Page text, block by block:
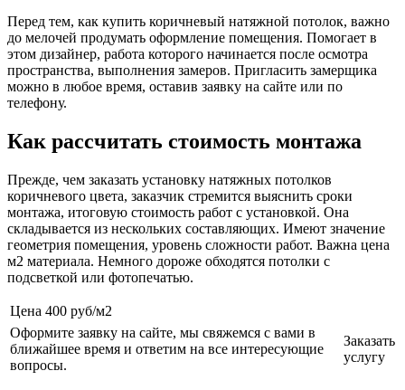
Перед тем, как купить коричневый натяжной потолок, важно
до мелочей продумать оформление помещения. Помогает в
этом дизайнер, работа которого начинается после осмотра
пространства, выполнения замеров. Пригласить замерщика
можно в любое время, оставив заявку на сайте или по
телефону.
Как рассчитать стоимость монтажа
Прежде, чем заказать установку натяжных потолков
коричневого цвета, заказчик стремится выяснить сроки
монтажа, итоговую стоимость работ с установкой. Она
складывается из нескольких составляющих. Имеют значение
геометрия помещения, уровень сложности работ. Важна цена
м2 материала. Немного дороже обходятся потолки с
подсветкой или фотопечатью.
Цена 400 руб/м2
Оформите заявку на сайте, мы свяжемся с вами в
ближайшее время и ответим на все интересующие
вопросы.
Заказать
услугу